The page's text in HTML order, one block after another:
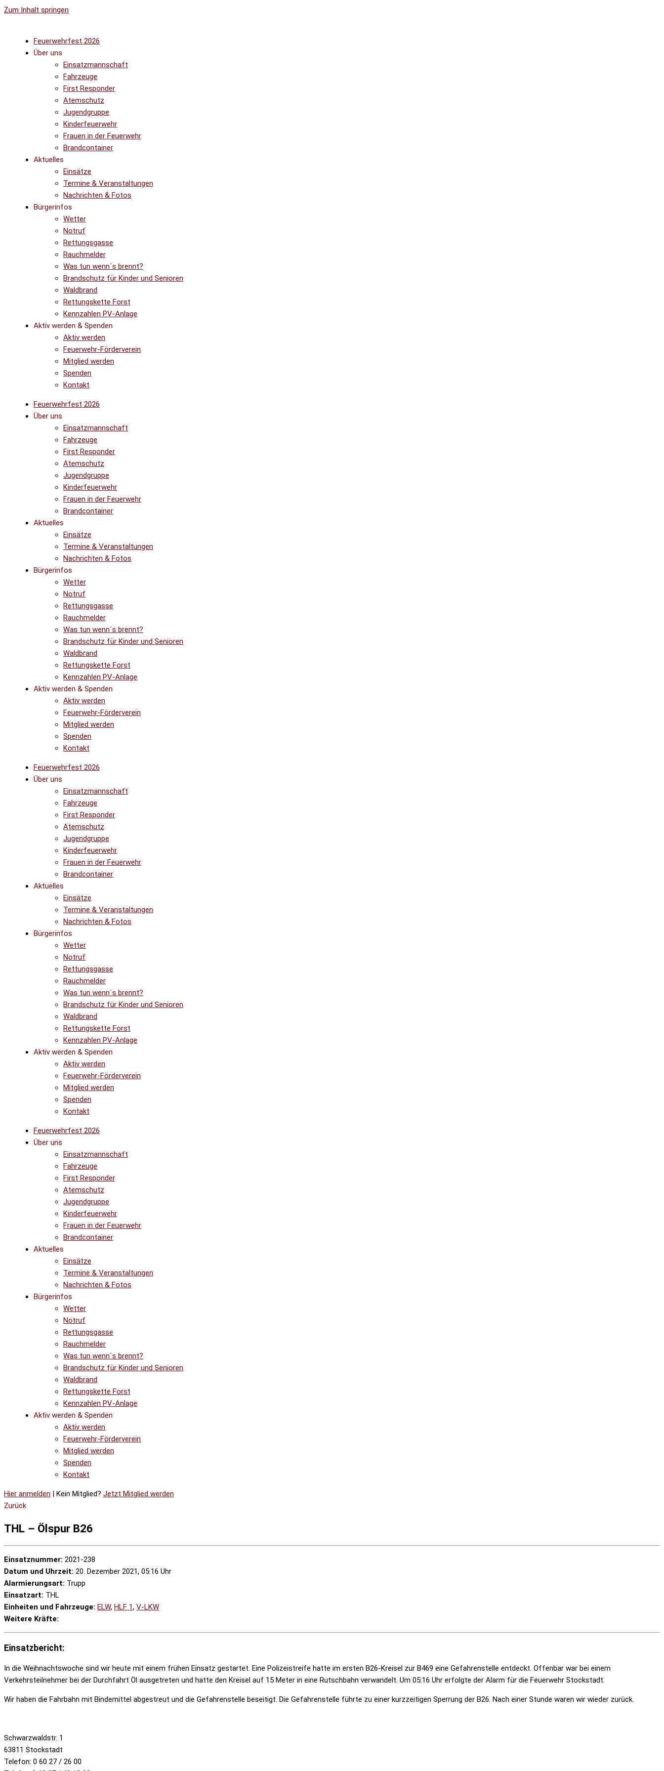
Zum Inhalt springen
Feuerwehrfest 2026
Über uns
Einsatzmannschaft
Fahrzeuge
First Responder
Atemschutz
Jugendgruppe
Kinderfeuerwehr
Frauen in der Feuerwehr
Brandcontainer
Aktuelles
Einsätze
Termine & Veranstaltungen
Nachrichten & Fotos
Bürgerinfos
Wetter
Notruf
Rettungsgasse
Rauchmelder
Was tun wenn´s brennt?
Brandschutz für Kinder und Senioren
Waldbrand
Rettungskette Forst
Kennzahlen PV-Anlage
Aktiv werden & Spenden
Aktiv werden
Feuerwehr-Förderverein
Mitglied werden
Spenden
Kontakt
Feuerwehrfest 2026
Über uns
Einsatzmannschaft
Fahrzeuge
First Responder
Atemschutz
Jugendgruppe
Kinderfeuerwehr
Frauen in der Feuerwehr
Brandcontainer
Aktuelles
Einsätze
Termine & Veranstaltungen
Nachrichten & Fotos
Bürgerinfos
Wetter
Notruf
Rettungsgasse
Rauchmelder
Was tun wenn´s brennt?
Brandschutz für Kinder und Senioren
Waldbrand
Rettungskette Forst
Kennzahlen PV-Anlage
Aktiv werden & Spenden
Aktiv werden
Feuerwehr-Förderverein
Mitglied werden
Spenden
Kontakt
Feuerwehrfest 2026
Über uns
Einsatzmannschaft
Fahrzeuge
First Responder
Atemschutz
Jugendgruppe
Kinderfeuerwehr
Frauen in der Feuerwehr
Brandcontainer
Aktuelles
Einsätze
Termine & Veranstaltungen
Nachrichten & Fotos
Bürgerinfos
Wetter
Notruf
Rettungsgasse
Rauchmelder
Was tun wenn´s brennt?
Brandschutz für Kinder und Senioren
Waldbrand
Rettungskette Forst
Kennzahlen PV-Anlage
Aktiv werden & Spenden
Aktiv werden
Feuerwehr-Förderverein
Mitglied werden
Spenden
Kontakt
Feuerwehrfest 2026
Über uns
Einsatzmannschaft
Fahrzeuge
First Responder
Atemschutz
Jugendgruppe
Kinderfeuerwehr
Frauen in der Feuerwehr
Brandcontainer
Aktuelles
Einsätze
Termine & Veranstaltungen
Nachrichten & Fotos
Bürgerinfos
Wetter
Notruf
Rettungsgasse
Rauchmelder
Was tun wenn´s brennt?
Brandschutz für Kinder und Senioren
Waldbrand
Rettungskette Forst
Kennzahlen PV-Anlage
Aktiv werden & Spenden
Aktiv werden
Feuerwehr-Förderverein
Mitglied werden
Spenden
Kontakt
Hier anmelden | Kein Mitglied? Jetzt Mitglied werden
Zurück
THL – Ölspur B26
Einsatznummer: 2021-238
Datum und Uhrzeit: 20. Dezember 2021, 05:16 Uhr
Alarmierungsart: Trupp
Einsatzart: THL
Einheiten und Fahrzeuge: ELW, HLF 1, V-LKW
Weitere Kräfte:
Einsatzbericht:
In die Weihnachtswoche sind wir heute mit einem frühen Einsatz gestartet. Eine Polizeistreife hatte im ersten B26-Kreisel zur B469 eine Gefahrenstelle entdeckt. Offenbar war bei einem
Verkehrsteilnehmer bei der Durchfahrt Öl ausgetreten und hatte den Kreisel auf 15 Meter in eine Rutschbahn verwandelt. Um 05:16 Uhr erfolgte der Alarm für die Feuerwehr Stockstadt.
Wir haben die Fahrbahn mit Bindemittel abgestreut und die Gefahrenstelle beseitigt. Die Gefahrenstelle führte zu einer kurzzeitigen Sperrung der B26. Nach einer Stunde waren wir wieder zurück.
Schwarzwaldstr. 1
63811 Stockstadt
Telefon: 0 60 27 / 26 00